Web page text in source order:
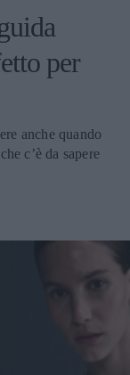
per
anche quando
c’è da sapere